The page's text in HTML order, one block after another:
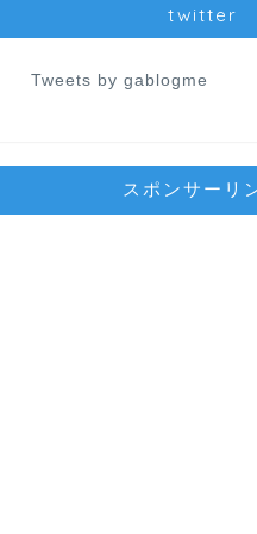
twitter
Tweets by gablogme
スポンサーリ